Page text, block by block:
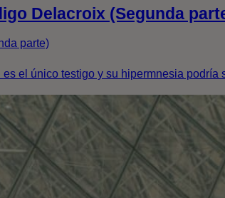
Delacroix (Segunda
parte)
el único testigo y su hipermnesia